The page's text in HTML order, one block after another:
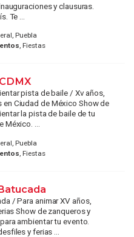
y clausuras.
Te ...
Puebla
, Fiestas
pista de baile / Xv años,
en Ciudad de México Show de
la pista de baile de tu
...
Puebla
, Fiestas
/ Para animar XV años,
Show de zanqueros y
ambientar tu evento.
y ferias ...